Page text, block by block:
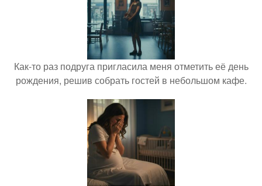
Как-то раз подруга пригласила меня отметить её день
рождения, решив собрать гостей в небольшом кафе.